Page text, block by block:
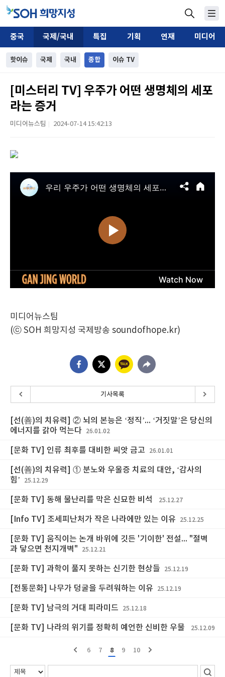
중국 국제/국내 특집 기획 연재 미디어
핫이슈 국제 국내 종합 이슈 TV
[미스터리 TV] 우주가 어떤 생명체의 세포
라는 증거
미디어뉴스팀 2024-07-14 15:42:13
미디어뉴스팀
(ⓒ SOH 희망지성 국제방송 soundofhope.kr)
기사목록
[선(善)의 치유력] ② 뇌의 본능은 ‘정직’... ‘거짓말’은 당신의
에너지를 갉아 먹는다
26.01.02
[문화 TV] 인류 최후를 대비한 씨앗 금고 26.01.01
[선(善)의 치유력] ① 분노와 우울증 치료의 대안, ‘감사의
힘’
25.12.29
[문화 TV] 동해 물난리를 막은 신묘한 비석 25.12.27
[Info TV] 조세피난처가 작은 나라에만 있는 이유 25.12.25
[문화 TV] 움직이는 논개 바위에 깃든 '기이한' 전설... "절벽
과 닿으면 천지개벽"
25.12.21
[문화 TV] 과학이 풀지 못하는 신기한 현상들 25.12.19
[전통문화] 나무가 덩굴을 두려워하는 이유 25.12.19
[문화 TV] 남극의 거대 피라미드 25.12.18
[문화 TV] 나라의 위기를 정확히 예언한 신비한 우물 25.12.09
6 7 8 9 10